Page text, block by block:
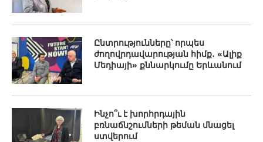
Ընտրությունները՝ որպես
ժողովրդավարության հիմք․ «Ալիք
Մեդիայի» քննարկումը Երևանում
Ինչո՞ւ է խորհրդային
բռնաճնշումների թեման մնացել
ստվերում